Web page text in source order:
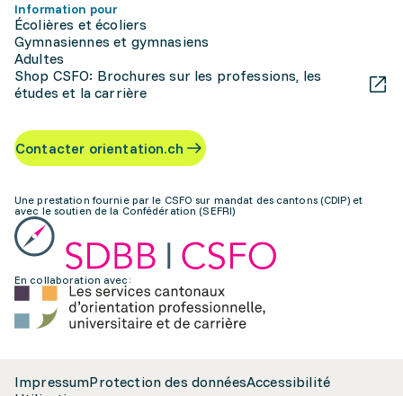
Information pour
Écolières et écoliers
Gymnasiennes et gymnasiens
Adultes
Shop CSFO: Brochures sur les professions, les
études et la carrière
Contacter orientation.ch
Une prestation fournie par le CSFO sur mandat des cantons (CDIP) et
avec le soutien de la Confédération (SEFRI)
En collaboration avec:
ImpressumProtection des donnéesAccessibilité